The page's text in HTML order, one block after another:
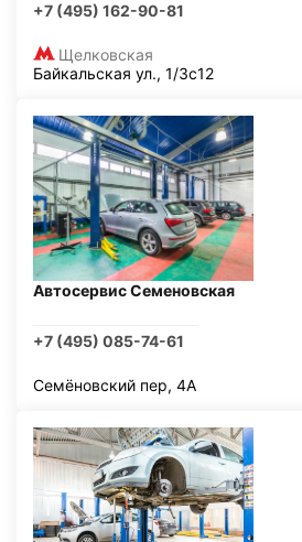
+7 (495) 162-90-81
Щелковская
Байкальская ул., 1/3с12
Автосервис Семеновская
+7 (495) 085-74-61
Семёновский пер, 4А